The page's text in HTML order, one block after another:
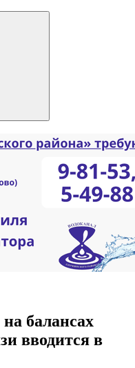
балансах
вводится в